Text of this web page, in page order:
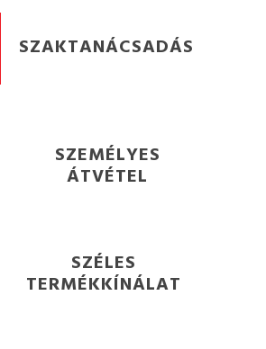
SZAKTANÁCSADÁS
SZEMÉLYES
ÁTVÉTEL
SZÉLES
TERMÉKKÍNÁLAT